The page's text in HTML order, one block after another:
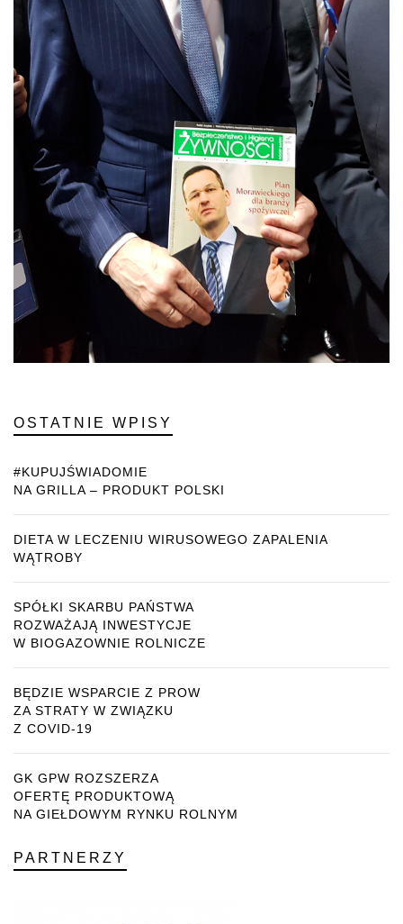
OSTATNIE WPISY
#KUPUJŚWIADOMIE
NA GRILLA – PRODUKT POLSKI
DIETA W LECZENIU WIRUSOWEGO ZAPALENIA
WĄTROBY
SPÓŁKI SKARBU PAŃSTWA
ROZWAŻAJĄ INWESTYCJE
W BIOGAZOWNIE ROLNICZE
BĘDZIE WSPARCIE Z PROW
ZA STRATY W ZWIĄZKU
Z COVID-19
GK GPW ROZSZERZA
OFERTĘ PRODUKTOWĄ
NA GIEŁDOWYM RYNKU ROLNYM
PARTNERZY